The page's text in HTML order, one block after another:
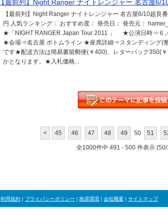
【最前列】Night Ranger ナイトレンジャー 名古屋6/
【最前列】Night Ranger ナイトレンジャー 名古屋6/10超良
円 人気ランキング： おすすめ度： 発売日： 発売元：
★「NIGHT RANGER Japan Tour 2011 」 ★公演日時⇒６
★会場⇒名古屋 ボトムライン ★座席詳細⇒スタンディング(
です★配送方法は簡易書留郵便(￥400)、レターパック350(
かとなります。★入札価格...
< 45 46 47 48 49 50 51
全1000件中 491 - 500 件表示
利用規約 | プライバシーポリシー | 推奨環境 | 会社概要 | サイトマップ